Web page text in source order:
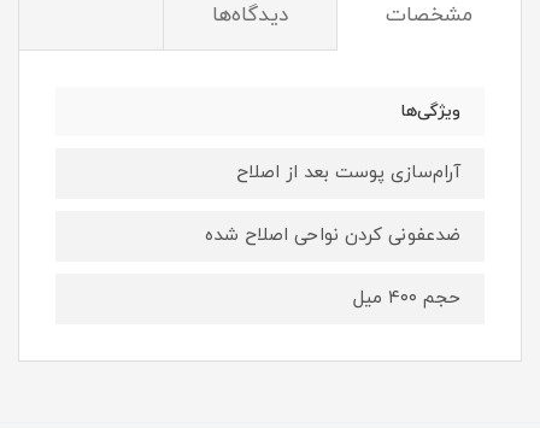
مشخصات دیدگاه‌ها
ویژگی‌ها
آرام‌سازی پوست بعد از اصلاح
ضدعفونی کردن نواحی اصلاح شده
حجم ۴۰۰ میل